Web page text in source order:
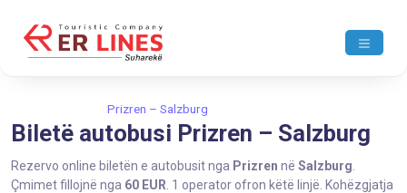
Prizren – Salzburg
Biletë autobusi Prizren – Salzburg
Rezervo online biletën e autobusit nga Prizren në Salzburg
Çmimet fillojnë nga 60 EUR . 1 operator ofron këtë linjë. Kohëzgjatja